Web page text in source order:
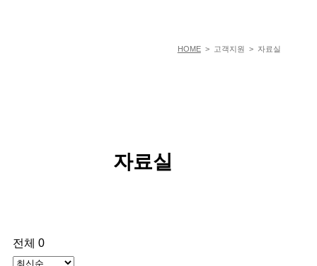
HOME> 고객지원 > 자료실
자료실
전체 0